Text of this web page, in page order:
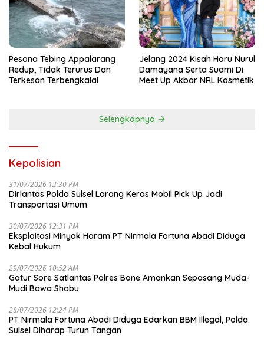
Pesona Tebing Appalarang
Redup, Tidak Terurus Dan
Terkesan Terbengkalai
Jelang 2024 Kisah Haru Nurul
Damayana Serta Suami Di
Meet Up Akbar NRL Kosmetik
Selengkapnya
Kepolisian
31/07/2026 12:30 PM
Dirlantas Polda Sulsel Larang Keras Mobil Pick Up Jadi
Transportasi Umum
30/07/2026 12:31 PM
Eksploitasi Minyak Haram PT Nirmala Fortuna Abadi Diduga
Kebal Hukum
29/07/2026 10:52 AM
Gatur Sore Satlantas Polres Bone Amankan Sepasang Muda-
Mudi Bawa Shabu
28/07/2026 12:24 PM
PT Nirmala Fortuna Abadi Diduga Edarkan BBM Illegal, Polda
Sulsel Diharap Turun Tangan